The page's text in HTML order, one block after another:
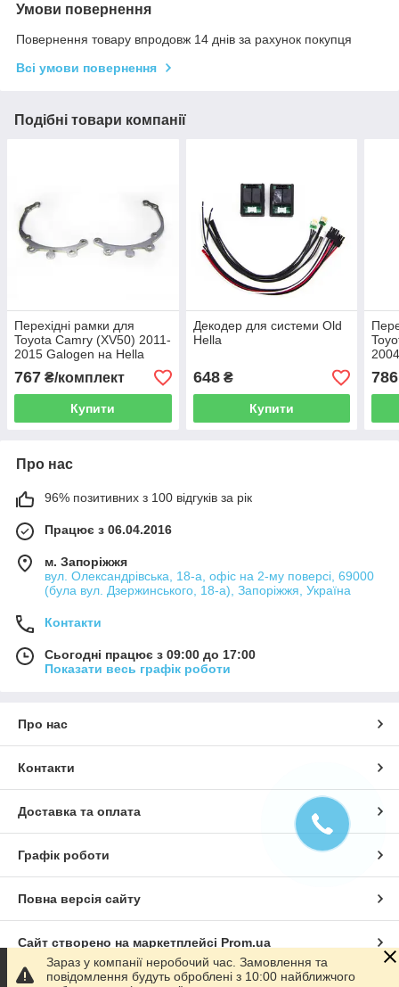
Умови повернення
Повернення товару впродовж 14 днів за рахунок покупця
Всі умови повернення
Подібні товари компанії
Перехідні рамки для
Toyota Camry (XV50) 2011-
2015 Galogen на Hella
3/3R (22527)
767 ₴/комплект
Купити
Декодер для системи Old
Hella
648₴
Купити
786
Про нас
96% позитивних з 100 відгуків за рік
Працює з 06.04.2016
м. Запоріжжя
вул. Олександрівська, 18-а, офіс на 2-му поверсі, 69000
(була вул. Дзержинського, 18-а), Запоріжжя, Україна
Контакти
Сьогодні працює з 09:00 до 17:00
Показати весь графік роботи
Про нас
Контакти
Доставка та оплата
Графік роботи
Повна версія сайту
Сайт створено на маркетплейсі Prom.ua
Зараз у компанії неробочий час. Замовлення та
повідомлення будуть оброблені з 10:00 найближчого